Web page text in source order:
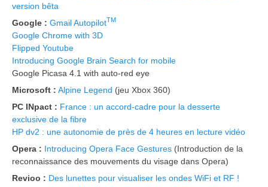
version bêta
Google : Gmail AutopilotTM
Google Chrome with 3D
Flipped Youtube
Introducing Google Brain Search for mobile
Google Picasa 4.1 with auto-red eye
Microsoft : Alpine Legend (jeu Xbox 360)
PC INpact : France : un accord-cadre pour la desserte
exclusive de la fibre
HP dv2 : une autonomie de près de 4 heures en lecture vidéo
Opera : Introducing Opera Face Gestures (Introduction de la
reconnaissance des mouvements du visage dans Opera)
Revioo : Des lunettes pour visualiser les ondes WiFi et RF !